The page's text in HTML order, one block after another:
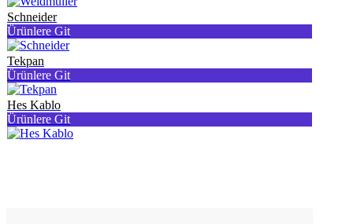
Schneider
Ürünlere Git
Tekpan
Ürünlere Git
Hes Kablo
Ürünlere Git